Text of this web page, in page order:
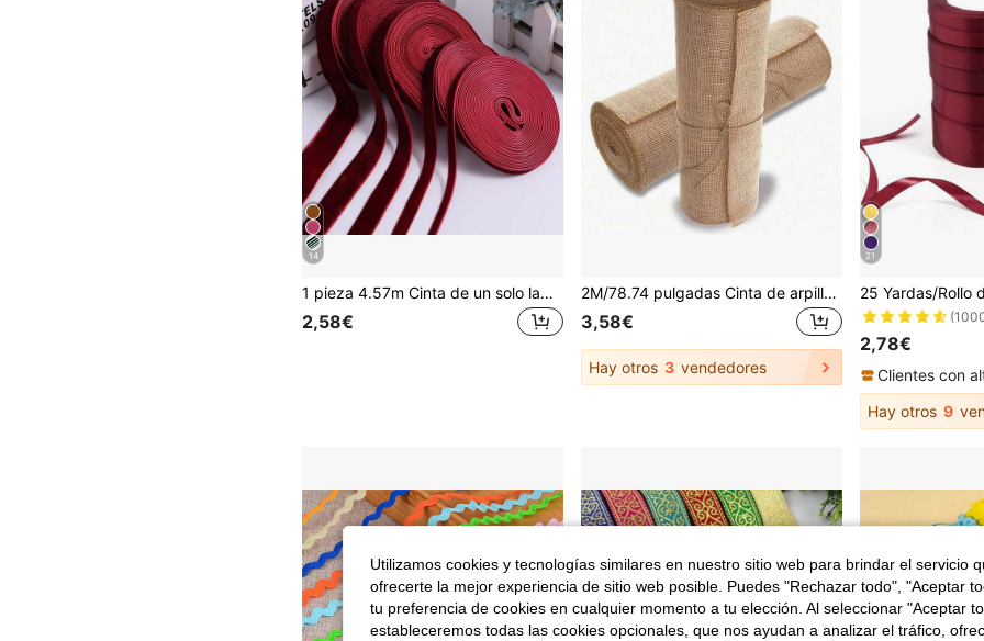
14
1 pieza 4.57m Cinta de un solo lado no elástica con textura aterciopelada de colores, cinta de satén aterciopelada para lazos, ropa DIY, decoración navideña (la longitud puede variar debido a la medición manual)
2,58€
2M/78.74 pulgadas Cinta de arpillera natural de yute, tela de arpillera DIY para envolver regalos, mantel de yute para el hogar, manualidades, decoración de boda y fiesta
3,58€
Hay otros 3 vendedores
21
2,78€
Hay otros 9
Utilizamos cookies y tecnologías similares en nuestro sitio web para brindar el servicio
ofrecerte la mejor experiencia de sitio web posible. Puedes "Rechazar todo", "Aceptar
tu preferencia de cookies en cualquier momento a tu elección. Al seleccionar "Aceptar
estableceremos todas las cookies opcionales, que nos ayudan a analizar el tráfico,